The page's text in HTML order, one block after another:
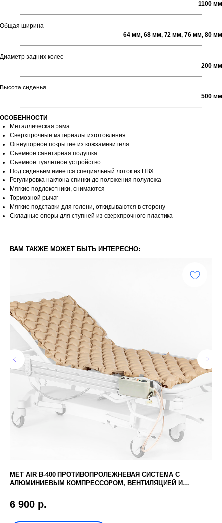
1100 мм
Общая ширина
64 мм, 68 мм, 72 мм, 76 мм, 80 мм
Диаметр задних колес
200 мм
Высота сиденья
500 мм
ОСОБЕННОСТИ
Металлическая рама
Сверхпрочные материалы изготовления
Огнеупорное покрытие из кожзаменителя
Съемное санитарная подушка
Съемное туалетное устройство
Под сиденьем имеется специальный лоток из ПВХ
Регулировка наклона спинки до положения полулежа
Мягкие подлокотники, снимаются
Тормозной рычаг
Мягкие подставки для голени, откидываются в сторону
Складные опоры для ступней из сверхпрочного пластика
ВАМ ТАКЖЕ МОЖЕТ БЫТЬ ИНТЕРЕСНО:
MET AIR B-400 ПРОТИВОПРОЛЕЖНЕВАЯ СИСТЕМА С
АЛЮМИНИЕВЫМ КОМПРЕССОРОМ, ВЕНТИЛЯЦИЕЙ И
6 900 р.